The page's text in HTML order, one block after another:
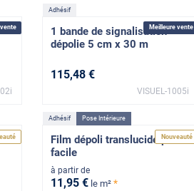
Meilleure vente
Adhésif
1 bande de signalisation
dépolie 5 cm x 30 m
115,48 €
VISUEL-1005i
Nouveauté
Adhésif Pose Intérieure
Film dépoli translucide pose
facile
à partir de
11 ,95 € le m² *